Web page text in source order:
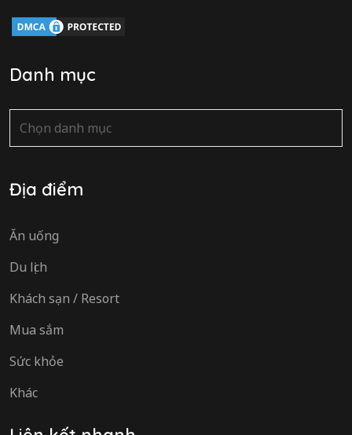
Danh mục
Danh
mục
Địa điểm
Ăn uống
Du lịch
Khách sạn / Resort
Mua sắm
Sức khỏe
Khác